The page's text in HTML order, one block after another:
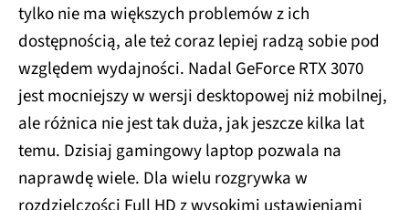
tylko nie ma większych problemów z ich
dostępnością, ale też coraz lepiej radzą sobie pod
względem wydajności. Nadal GeForce RTX 3070
jest mocniejszy w wersji desktopowej niż mobilnej,
ale różnica nie jest tak duża, jak jeszcze kilka lat
temu. Dzisiaj gamingowy laptop pozwala na
naprawdę wiele. Dla wielu rozgrywka w